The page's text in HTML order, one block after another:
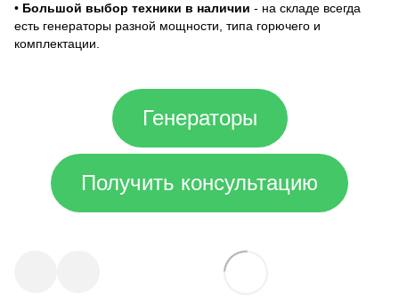
• Большой выбор техники в наличии - на складе всегда
есть генераторы разной мощности, типа горючего и
комплектации.
Генераторы
Получить консультацию